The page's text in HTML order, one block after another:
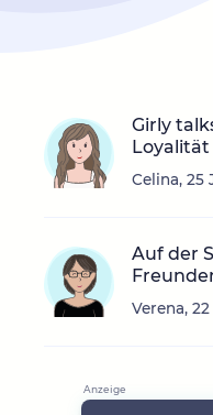
Girly
Loyalität
Celina, 25
Auf der
Verena,